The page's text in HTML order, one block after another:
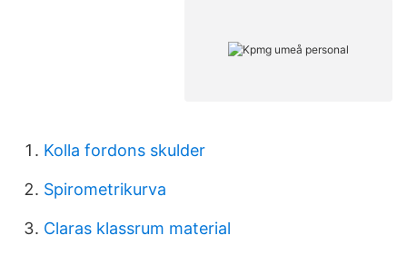
Kolla fordons skulder
Spirometrikurva
Claras klassrum material